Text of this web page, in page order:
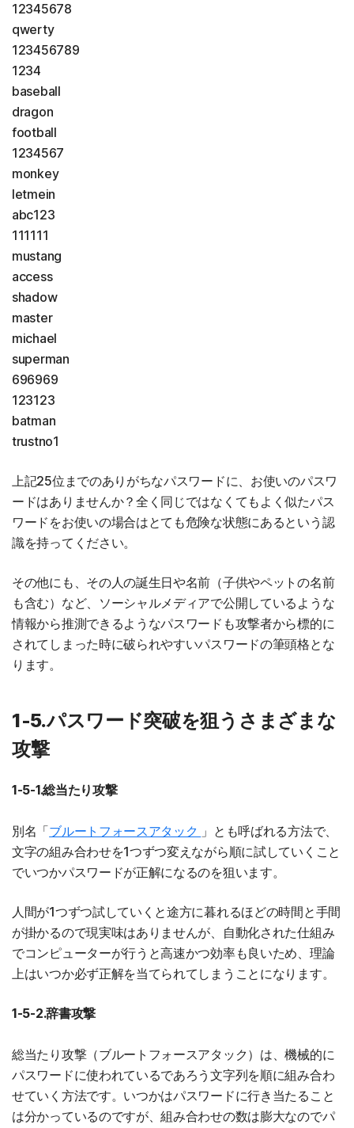
12345678
qwerty
123456789
1234
baseball
dragon
football
1234567
monkey
letmein
abc123
111111
mustang
access
shadow
master
michael
superman
696969
123123
batman
trustno1
上記25位までのありがちなパスワードに、お使いのパスワ
ードはありませんか？全く同じではなくてもよく似たパス
ワードをお使いの場合はとても危険な状態にあるという認
識を持ってください。
その他にも、その人の誕生日や名前（子供やペットの名前
も含む）など、ソーシャルメディアで公開しているような
情報から推測できるようなパスワードも攻撃者から標的に
されてしまった時に破られやすいパスワードの筆頭格とな
ります。
1-5.パスワード突破を狙うさまざまな
攻撃
1-5-1.総当たり攻撃
別名「ブルートフォースアタック 」とも呼ばれる方法で、
文字の組み合わせを1つずつ変えながら順に試していくこと
でいつかパスワードが正解になるのを狙います。
人間が1つずつ試していくと途方に暮れるほどの時間と手間
が掛かるので現実味はありませんが、自動化された仕組み
でコンピューターが行うと高速かつ効率も良いため、理論
上はいつか必ず正解を当てられてしまうことになります。
1-5-2.辞書攻撃
総当たり攻撃（ブルートフォースアタック）は、機械的に
パスワードに使われているであろう文字列を順に組み合わ
せていく方法です。いつかはパスワードに行き当たること
は分かっているのですが、組み合わせの数は膨大なのでパ